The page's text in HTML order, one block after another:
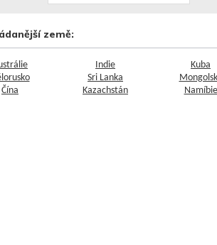
země:
Indie
Kuba
Sri Lanka
Čína
Kazachstán Namíbie